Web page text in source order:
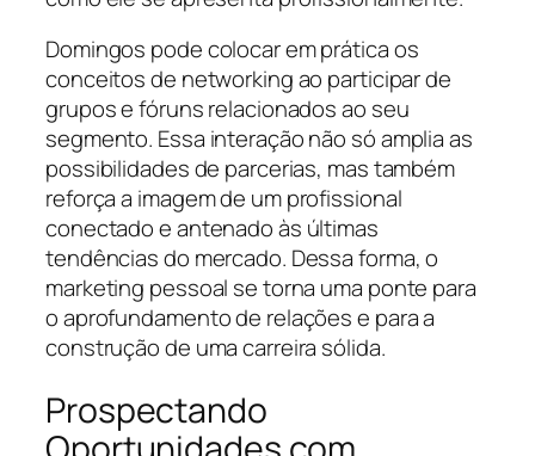
Domingos pode colocar em prática os
conceitos de networking ao participar de
grupos e fóruns relacionados ao seu
segmento. Essa interação não só amplia as
possibilidades de parcerias, mas também
reforça a imagem de um profissional
conectado e antenado às últimas
tendências do mercado. Dessa forma, o
marketing pessoal se torna uma ponte para
o aprofundamento de relações e para a
construção de uma carreira sólida.
Prospectando